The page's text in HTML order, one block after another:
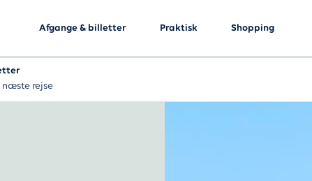
Afgange & billetter Praktisk Shopping
næste rejse